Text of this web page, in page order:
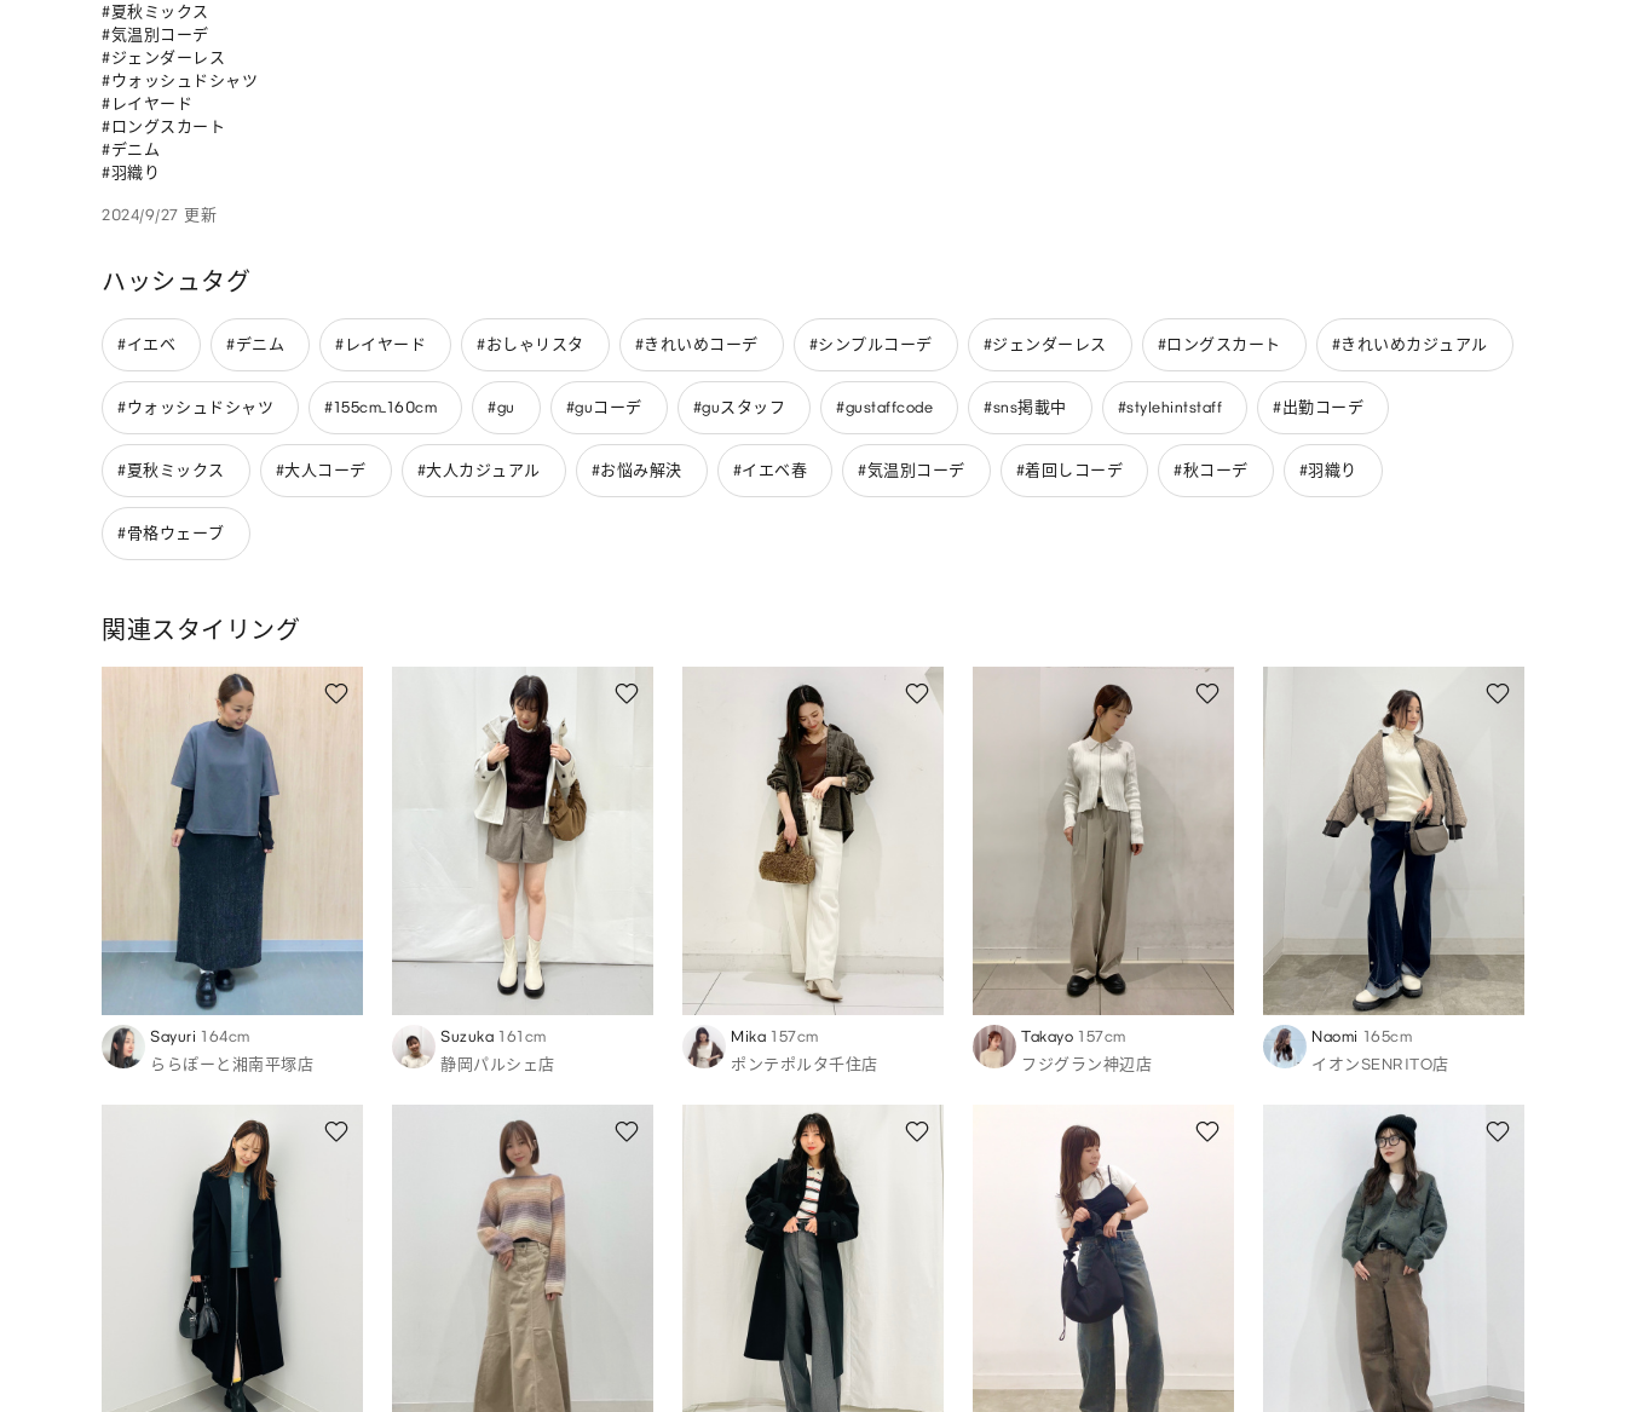
#夏秋ミックス
#気温別コーデ
#ジェンダーレス
#ウォッシュドシャツ
#レイヤード
#ロングスカート
#デニム
#羽織り
2024/9/27 更新
ハッシュタグ
#イエベ #デニム #レイヤード #おしゃリスタ #きれいめコーデ #シンプルコーデ #ジェンダーレス #ロングスカート #きれいめカジュアル
#ウォッシュドシャツ #155cm_160cm #gu #guコーデ #guスタッフ #gustaffcode #sns掲載中 #stylehintstaff #出勤コーデ
#夏秋ミックス #大人コーデ #大人カジュアル #お悩み解決 #イエベ春 #気温別コーデ #着回しコーデ #秋コーデ #羽織り
#骨格ウェーブ
関連スタイリング
Sayuri 164cm
ららぽーと湘南平塚店
Suzuka 161cm
静岡パルシェ店
Mika 157cm
ポンテポルタ千住店
Takayo 157cm
フジグラン神辺店
Naomi 165cm
イオンSENRITO店